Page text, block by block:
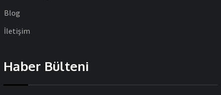
Blog
İletişim
Haber Bülteni